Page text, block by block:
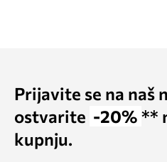
Prijavite se na naš
ostvarite -20% **
kupnju.